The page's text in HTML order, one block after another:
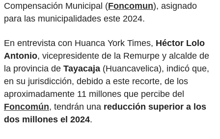
Compensación Municipal (Foncomun), asignado
para las municipalidades este 2024.
En entrevista con Huanca York Times, Héctor Lolo
Antonio, vicepresidente de la Remurpe y alcalde de
la provincia de Tayacaja (Huancavelica), indicó que,
en su jurisdicción, debido a este recorte, de los
aproximadamente 11 millones que percibe del
Foncomún, tendrán una reducción superior a los
dos millones el 2024.